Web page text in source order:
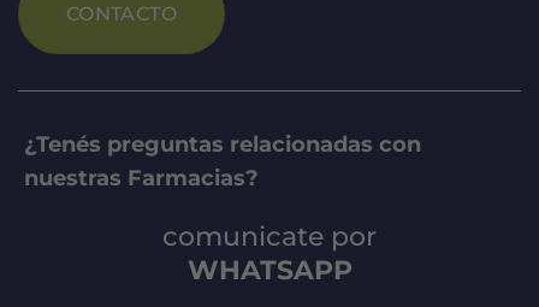
CONTACTO
¿Tenés preguntas relacionadas con
nuestras Farmacias?
comunicate por
WHATSAPP